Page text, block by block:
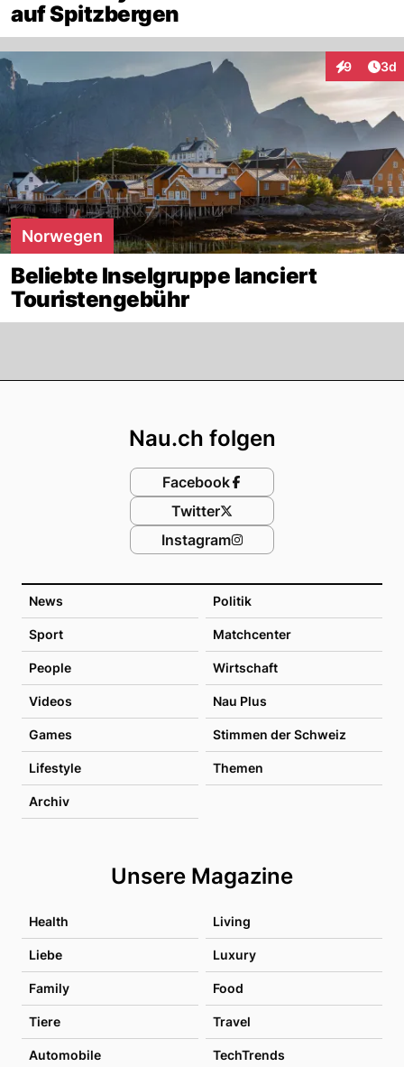
auf Spitzbergen
9 3d
Norwegen
Beliebte Inselgruppe lanciert
Touristengebühr
News Politik
Sport Matchcenter
People Wirtschaft
Videos Nau Plus
Games Stimmen der Schweiz
Lifestyle Themen
Archiv
Unsere Magazine
Health Living
Liebe Luxury
Family Food
Tiere Travel
Automobile TechTrends
Nau.ch folgen
Facebook
Twitter
Instagram